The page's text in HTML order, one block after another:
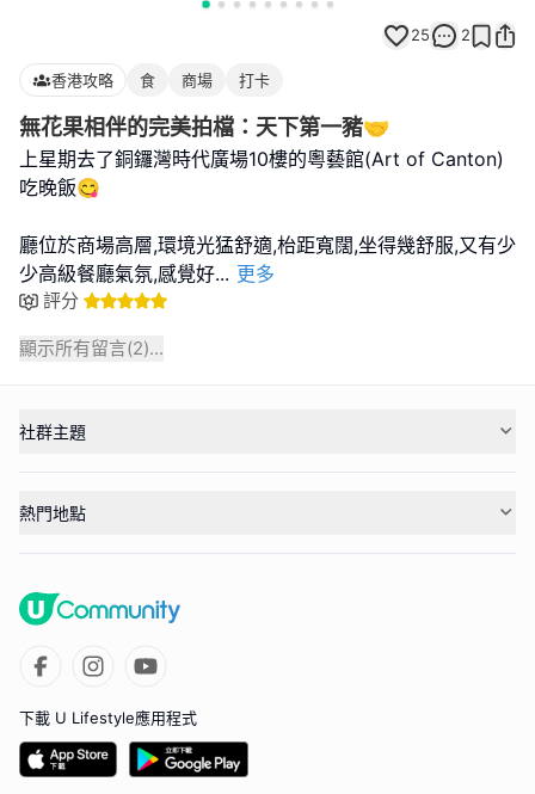
25 2
香港攻略 食 商場 打卡
無花果相伴的完美拍檔：天下第一豬🤝
上星期去了銅鑼灣時代廣場10樓的粵藝館(Art of Canton)
吃晚飯😋
廳位於商場高層,環境光猛舒適,枱距寬闊,坐得幾舒服,又有少
少高級餐廳氣氛,感覺好... 更多
評分
顯示所有留言(2)...
社群主題
熱門地點
下載 U Lifestyle應用程式